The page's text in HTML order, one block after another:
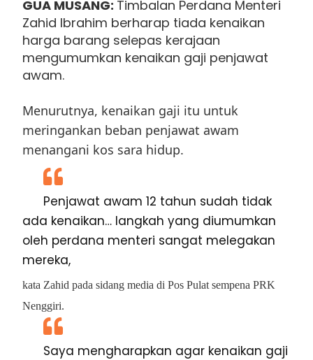
GUA MUSANG: Timbalan Perdana Menteri
Zahid Ibrahim berharap tiada kenaikan
harga barang selepas kerajaan
mengumumkan kenaikan gaji penjawat
awam.
Menurutnya, kenaikan gaji itu untuk
meringankan beban penjawat awam
menangani kos sara hidup.
Penjawat awam 12 tahun sudah tidak
ada kenaikan… langkah yang diumumkan
oleh perdana menteri sangat melegakan
mereka,
kata Zahid pada sidang media di Pos Pulat sempena PRK
Nenggiri.
Saya mengharapkan agar kenaikan gaji